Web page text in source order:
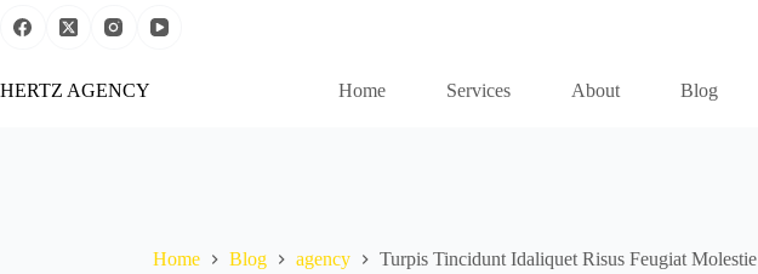
HERTZ AGENCY Home Services About Blog
Home Blog agency Turpis Tincidunt Idaliquet Risus Feugiat Molestie